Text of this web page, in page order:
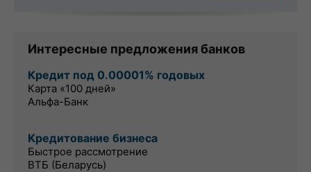
Интересные предложения банков
Кредит под 0.00001% годовых
Карта «100 дней»
Альфа-Банк
Кредитование бизнеса
Быстрое рассмотрение
ВТБ (Беларусь)